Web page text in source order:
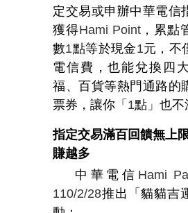
定交易或申辦中華電信
獲得Hami Point，累點
數1點等於現金1元，不
電信費，也能兌換四
福、百貨等熱門通路的
票券，讓你「 1點」也不
指定交易滿百回饋無上
賺越多
中華電信 Hami
110/2/28推出 「貓貓吉